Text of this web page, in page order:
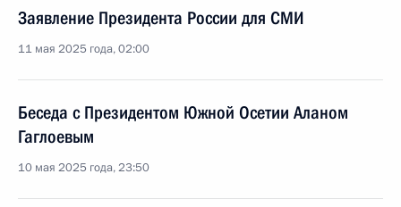
Заявление Президента России для СМИ
11 мая 2025 года, 02:00
Беседа с Президентом Южной Осетии Аланом
Гаглоевым
10 мая 2025 года, 23:50